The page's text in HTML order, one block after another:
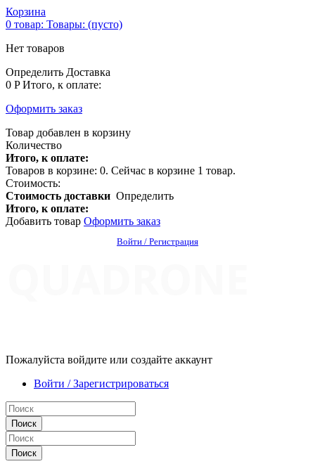
Корзина
0 товар: Товары: (пусто)
Нет товаров
Определить Доставка
0 P Итого, к оплате:
Оформить заказ
Товар добавлен в корзину
Количество
Итого, к оплате:
Товаров в корзине: 0. Сейчас в корзине 1 товар.
Стоимость:
Стоимость доставки Определить
Итого, к оплате:
Добавить товар Оформить заказ
Войти / Регистрация
Пожалуйста войдите или создайте аккаунт
Войти / Зарегистрироваться
Поиск
Поиск